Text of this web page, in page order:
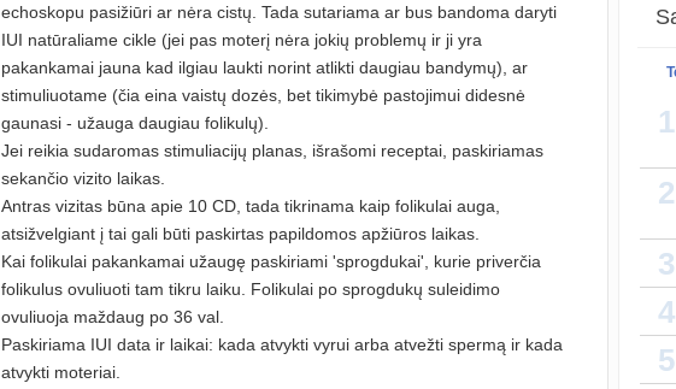
echoskopu pasižiūri ar nėra cistų. Tada sutariama ar bus bandoma daryti
IUI natūraliame cikle (jei pas moterį nėra jokių problemų ir ji yra
pakankamai jauna kad ilgiau laukti norint atlikti daugiau bandymų), ar
stimuliuotame (čia eina vaistų dozės, bet tikimybė pastojimui didesnė
gaunasi - užauga daugiau folikulų).
Jei reikia sudaromas stimuliacijų planas, išrašomi receptai, paskiriamas
sekančio vizito laikas.
Antras vizitas būna apie 10 CD, tada tikrinama kaip folikulai auga,
atsižvelgiant į tai gali būti paskirtas papildomos apžiūros laikas.
Kai folikulai pakankamai užaugę paskiriami 'sprogdukai', kurie priverčia
folikulus ovuliuoti tam tikru laiku. Folikulai po sprogdukų suleidimo
ovuliuoja maždaug po 36 val.
Paskiriama IUI data ir laikai: kada atvykti vyrui arba atvežti spermą ir kada
atvykti moteriai.
sukurta
1
2
3
4
5